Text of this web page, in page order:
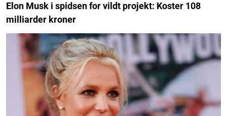
Elon Musk i spidsen for vildt projekt: Koster 108
milliarder kroner